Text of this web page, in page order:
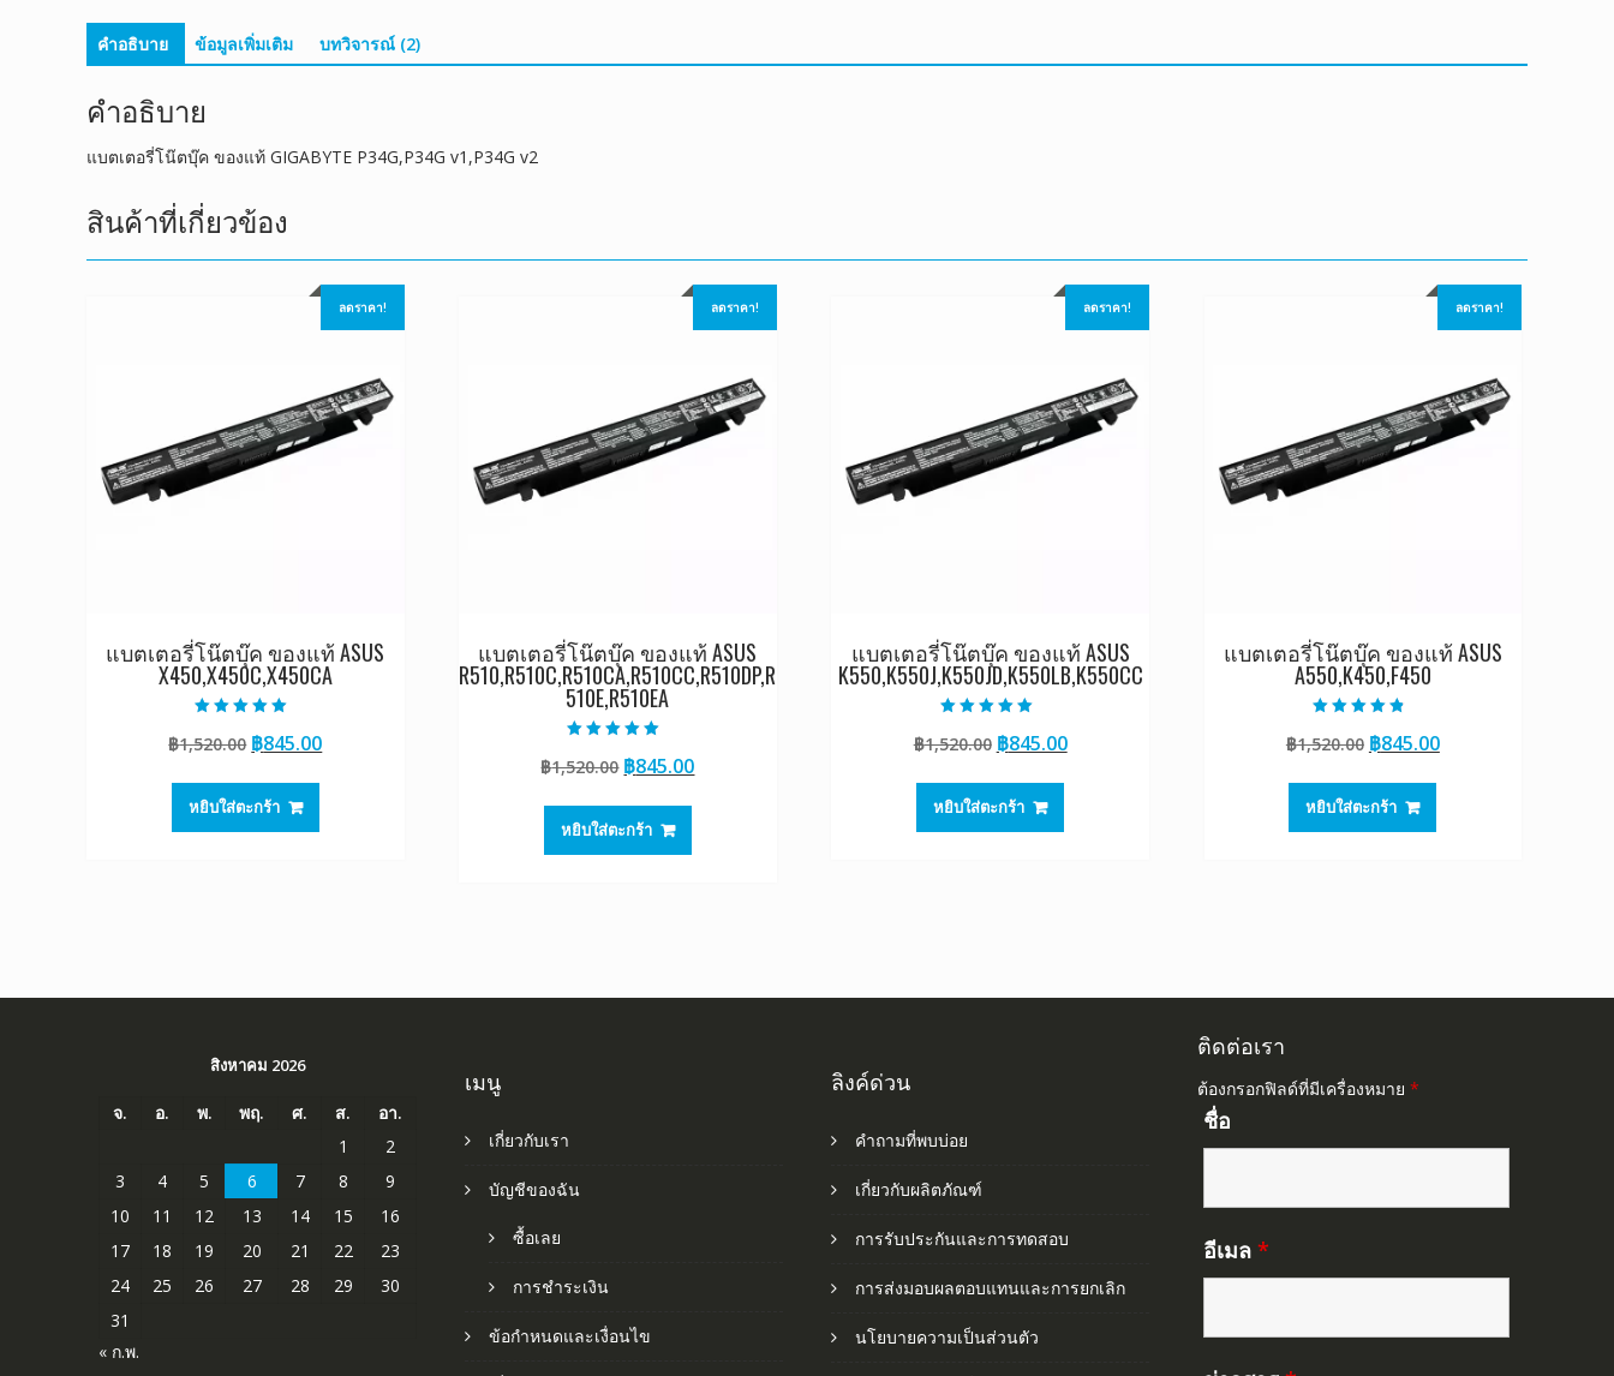
คำอธิบาย ข้อมูลเพิ่มเติม บทวิจารณ์ (2)
คำอธิบาย
แบตเตอรี่โน๊ตบุ๊ค ของแท้ GIGABYTE P34G,P34G v1,P34G v2
สินค้าที่เกี่ยวข้อง
ลดราคา!
แบตเตอรี่โน๊ตบุ๊ค ของแท้ ASUS
X450,X450C,X450CA
5.00
ตั้งแต่ 1-5
฿1,520.00 Original
was:
฿1,520.00.
฿845.00Current
หยิบใส่ตะกร้า
ลดราคา!
แบตเตอรี่โน๊ตบุ๊ค ของแท้ ASUS
R510,R510C,R510CA,R510CC,R510DP,R
510E,R510EA
5.00
ตั้งแต่ 1-5
฿1,520.00 Original
was:
฿1,520.00.
฿845.00Current
หยิบใส่ตะกร้า
ลดราคา!
แบตเตอรี่โน๊ตบุ๊ค ของแท้ ASUS
K550,K550J,K550JD,K550LB,K550CC
5.00
ตั้งแต่ 1-5
฿1,520.00 Original
was:
฿1,520.00.
฿845.00Current
หยิบใส่ตะกร้า
ลดราคา!
แบตเตอรี่โน๊ตบุ๊ค ของแท้ ASUS
A550,K450,F450
4.50
ตั้งแต่ 1-5
฿1,520.00 Original
was:
฿1,520.00.
฿845.00Current
หยิบใส่ตะกร้า
สิงหาคม 2026
จ. อ. พ. พฤ. ศ. ส.
อา.
1
2
3
4 5 6 7 8
9
10
11 12 13 14 15
16
17
18 19 20 21 22
23
24
25 26 27 28 29
30
31
« ก.พ.
เมนู
เกี่ยวกับเรา
บัญชีของฉัน
ซื้อเลย
การชำระเงิน
ข้อกำหนดและเงื่อนไข
ลิงค์ด่วน
คำถามที่พบบ่อย
เกี่ยวกับผลิตภัณฑ์
การรับประกันและการทดสอบ
การส่งมอบผลตอบแทนและการยกเลิก
นโยบายความเป็นส่วนตัว
ติดต่อเรา
ต้องกรอกฟิลด์ที่มีเครื่องหมาย *
ชื่อ
อีเมล *